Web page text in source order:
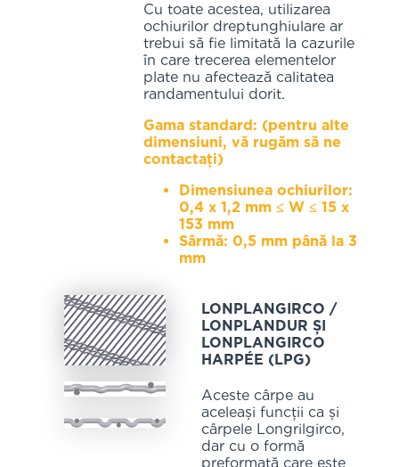
Cu toate acestea, utilizarea
ochiurilor dreptunghiulare ar
trebui să fie limitată la cazurile
în care trecerea elementelor
plate nu afectează calitatea
randamentului dorit.
Gama standard: (pentru alte
dimensiuni, vă rugăm să ne
contactați)
Dimensiunea ochiurilor:
0,4 x 1,2 mm ≤ W ≤ 15 x
153 mm
Sârmă: 0,5 mm până la 3
mm
LONPLANGIRCO /
LONPLANDUR ȘI
LONPLANGIRCO
HARPÉE (LPG)
Aceste cârpe au
aceleași funcții ca și
cârpele Longrilgirco,
dar cu o formă
preformată care este